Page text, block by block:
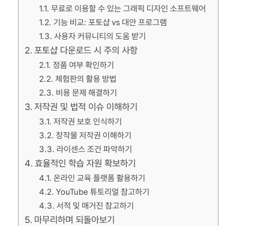
무료로 이용할 수 있는 그래픽 디자인 소프트웨어
기능 비교: 포토샵 vs 대안 프로그램
사용자 커뮤니티의 도움 받기
포토샵 다운로드 시 주의 사항
정품 여부 확인하기
체험판의 활용 방법
비용 문제 해결하기
저작권 및 법적 이슈 이해하기
저작권 보호 인식하기
창작물 저작권 이해하기
라이센스 조건 파악하기
효율적인 학습 자원 확보하기
온라인 교육 플랫폼 활용하기
YouTube 튜토리얼 참고하기
서적 및 매거진 참고하기
마무리하며 되돌아보기